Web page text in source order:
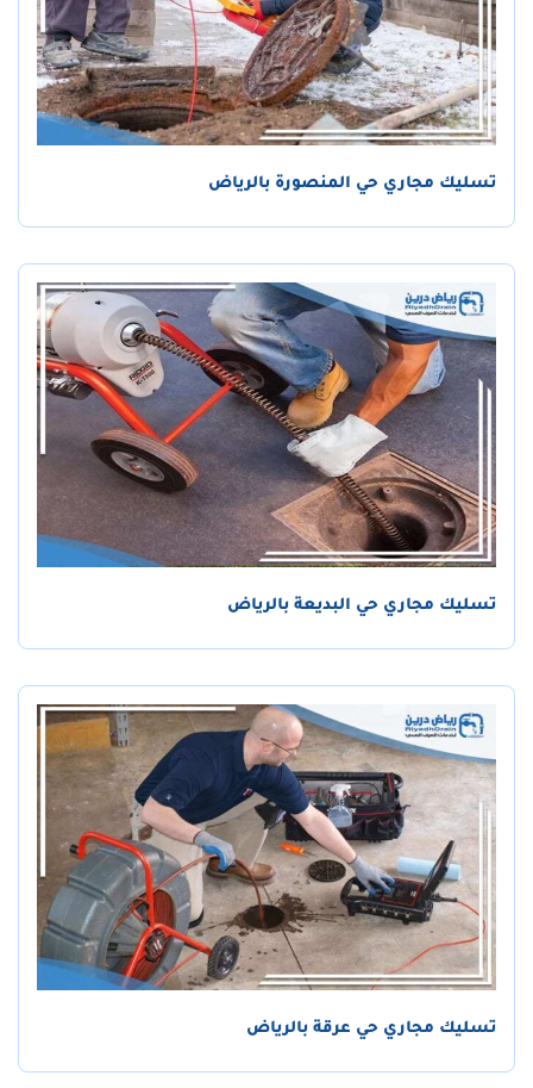
تسليك مجاري حي المنصورة بالرياض
تسليك مجاري حي البديعة بالرياض
تسليك مجاري حي عرقة بالرياض